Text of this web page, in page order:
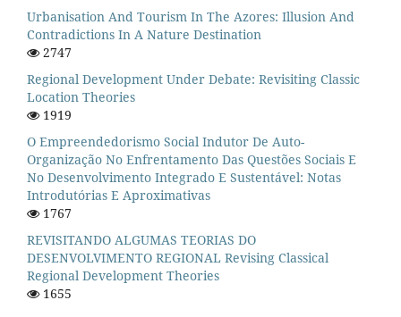
Urbanisation And Tourism In The Azores: Illusion And
Contradictions In A Nature Destination
2747
Regional Development Under Debate: Revisiting Classic
Location Theories
1919
O Empreendedorismo Social Indutor De Auto-
Organização No Enfrentamento Das Questões Sociais E
No Desenvolvimento Integrado E Sustentável: Notas
Introdutórias E Aproximativas
1767
REVISITANDO ALGUMAS TEORIAS DO
DESENVOLVIMENTO REGIONAL Revising Classical
Regional Development Theories
1655